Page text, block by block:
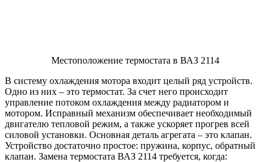
Местоположение термостата в ВАЗ 2114
В систему охлаждения мотора входит целый ряд устройств.
Одно из них – это термостат. За счет него происходит
управление потоком охлаждения между радиатором и
мотором. Исправный механизм обеспечивает необходимый
двигателю тепловой режим, а также ускоряет прогрев всей
силовой установки. Основная деталь агрегата – это клапан.
Устройство достаточно простое: пружина, корпус, обратный
клапан. Замена термостата ВАЗ 2114 требуется, когда: